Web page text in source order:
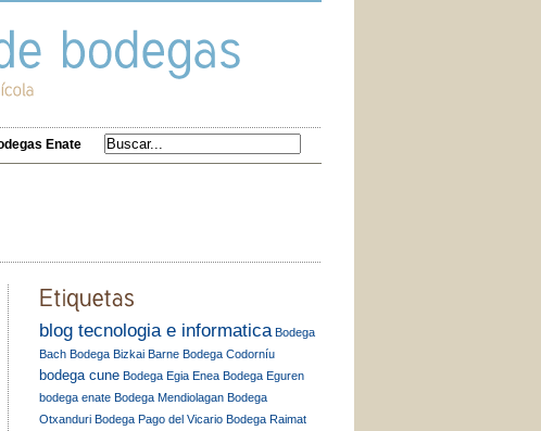
Enate
blog tecnologia e informatica Bodega
Bach Bodega Bizkai Barne Bodega Codorníu
bodega cune Bodega Egia Enea Bodega Eguren
bodega enate Bodega Mendiolagan Bodega
Otxanduri Bodega Pago del Vicario Bodega Raimat